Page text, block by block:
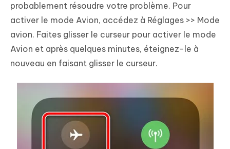
probablement résoudre votre problème. Pour
activer le mode Avion, accédez à Réglages >> Mode
avion. Faites glisser le curseur pour activer le mode
Avion et après quelques minutes, éteignez-le à
nouveau en faisant glisser le curseur.